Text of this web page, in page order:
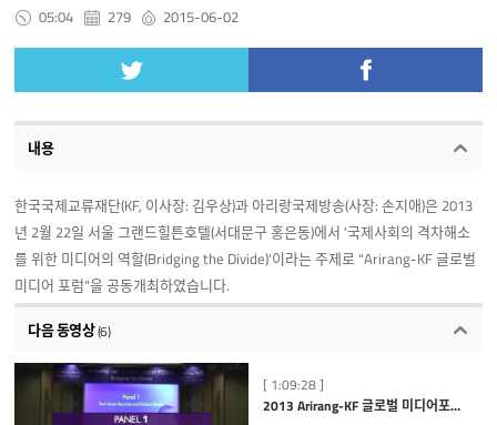
05:04 279 2015-06-02
내용
한국국제교류재단(KF, 이사장: 김우상)과 아리랑국제방송(사장: 손지애)은 2013
년 2월 22일 서울 그랜드힐튼호텔(서대문구 홍은동)에서 '국제사회의 격차해소
를 위한 미디어의 역할(Bridging the Divide)'이라는 주제로 "Arirang-KF 글로벌
미디어 포럼"을 공동개최하였습니다.
다음 동영상(6)
[ 1:09:28 ]
2013 Arirang-KF 글로벌 미디어포럼: Panel 1 East Asian Security and Global Media